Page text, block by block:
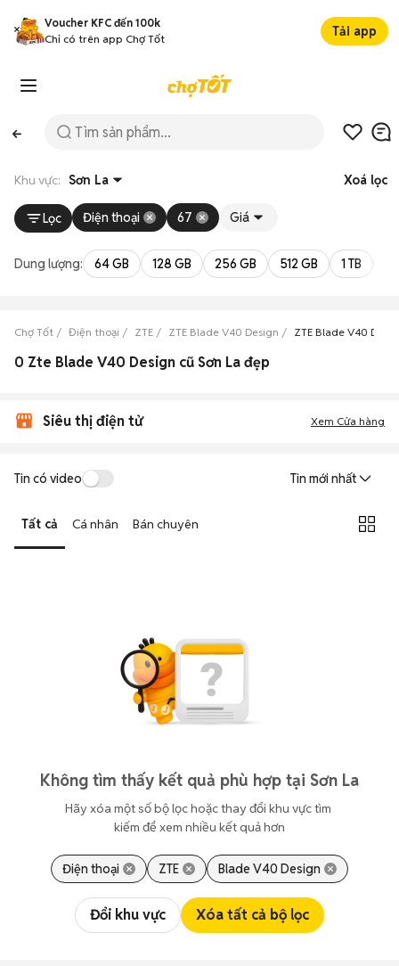
Voucher KFC đến 100k
Chỉ có trên app Chợ Tốt
Tải app
Khu vực: Sơn La Xoá lọc
Lọc Điện thoại 67 Giá
Dung lượng: 64 GB 128 GB 256 GB 512 GB 1 TB
Chợ Tốt Điện thoại ZTE ZTE Blade V40 Design ZTE Blade V40
0 Zte Blade V40 Design cũ Sơn La đẹp
Siêu thị điện tử Xem Cửa hàng
Tin có video Tin mới nhất
Tất cả Cá nhân Bán chuyên
Không tìm thấy kết quả phù hợp tại Sơn La
Hãy xóa một số bộ lọc hoặc thay đổi khu vực tìm
kiếm để xem nhiều kết quả hơn
Điện thoại ZTE Blade V40 Design
Đổi khu vực Xóa tất cả bộ lọc